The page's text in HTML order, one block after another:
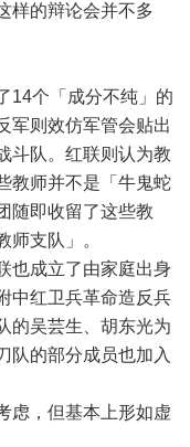
样的辩论会并不多
14个「成分不纯」的
军则效仿军管会贴出
斗队。红联则认为教
教师并不是「牛鬼蛇
随即收留了这些教
师支队」。
也成立了由家庭出身
中红卫兵革命造反兵
的吴芸生、胡东光为
队的部分成员也加入
虑，但基本上形如虚